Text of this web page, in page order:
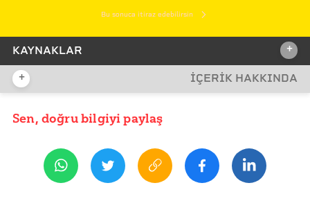
Bu sonuca itiraz edebilirsin
KAYNAKLAR +
İDDİA KAYNAĞI
REFERANSLAR
İddia Bağlantısı
+ İÇERİK HAKKINDA
YAYIN TARİHİ
Sen, doğru bilgiyi paylaş